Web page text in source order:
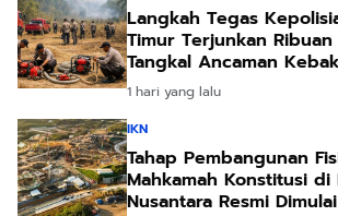
Langkah Tegas
Timur Terjunkan Ribuan
Tangkal Ancaman
Akibat Kemarau Ekstrem
1 hari yang lalu
IKN
Tahap Pembangunan
Mahkamah Konstitusi di
Nusantara Resmi Dimulai